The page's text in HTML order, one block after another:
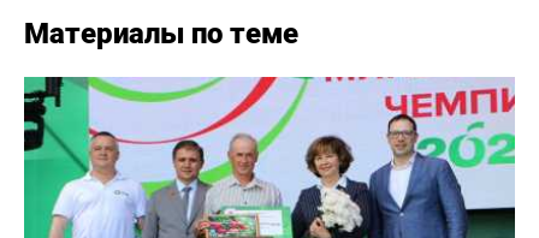
Материалы по теме